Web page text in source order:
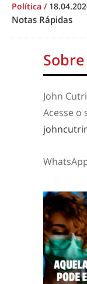
Política /
Notas Rápidas
John
Acesse o